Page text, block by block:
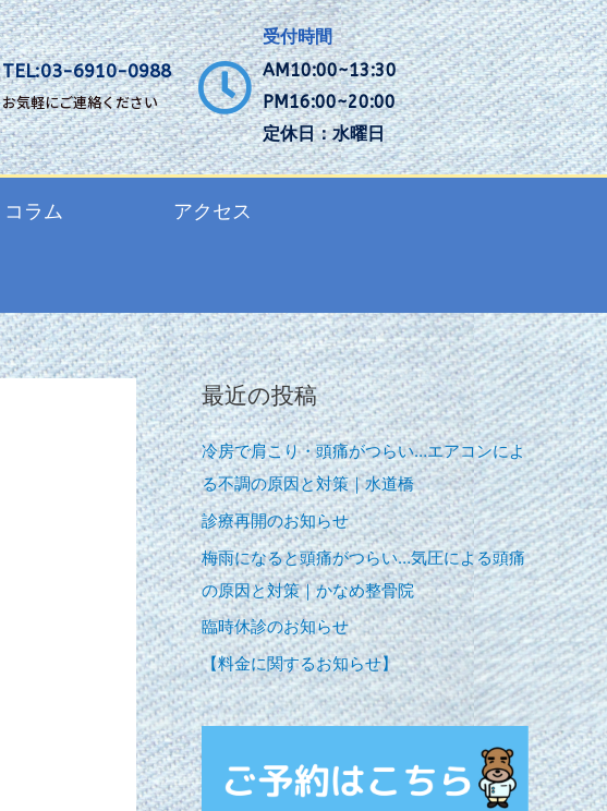
TEL:03-6910-0988
お気軽にご連絡ください
受付時間
AM10:00~13:30
PM16:00~20:00
定休日：水曜日
コラム アクセス
最近の投稿
冷房で肩こり・頭痛がつらい…エアコンによ
る不調の原因と対策｜水道橋
診療再開のお知らせ
梅雨になると頭痛がつらい…気圧による頭痛
の原因と対策｜かなめ整骨院
臨時休診のお知らせ
【料金に関するお知らせ】